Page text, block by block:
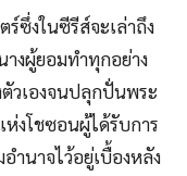
ซึ่งในซีรีส์จะเล่าถึง
างผู้ยอมทำทุกอย่าง
วเองจนปลุกปั่นพระ
งโชซอนผู้ได้รับการ
ำนาจไว้อยู่เบื้องหลัง